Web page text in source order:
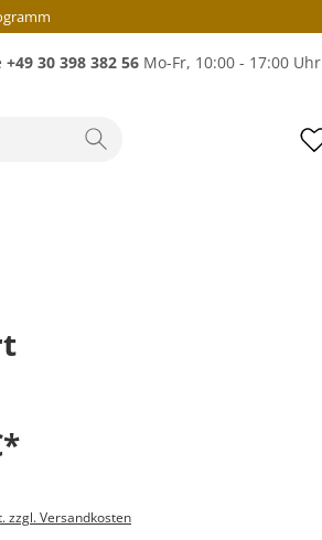
+49 30 398 382 56 Mo-Fr, 10:00 - 17:00 Uhr
zzgl. Versandkosten